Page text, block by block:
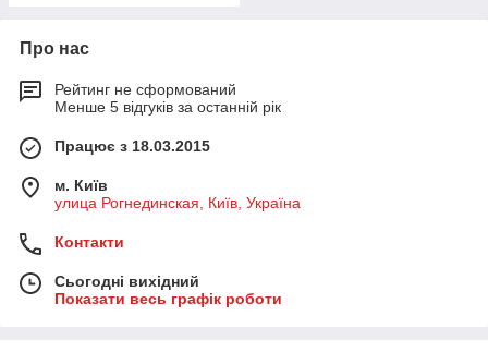
Про нас
Рейтинг не сформований
Менше 5 відгуків за останній рік
Працює з 18.03.2015
м. Київ
улица Рогнединская, Київ, Україна
Контакти
Сьогодні вихідний
Показати весь графік роботи